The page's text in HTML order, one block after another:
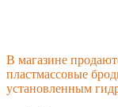
В магазине
пластмассовые
установленным